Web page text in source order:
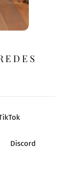
Discord